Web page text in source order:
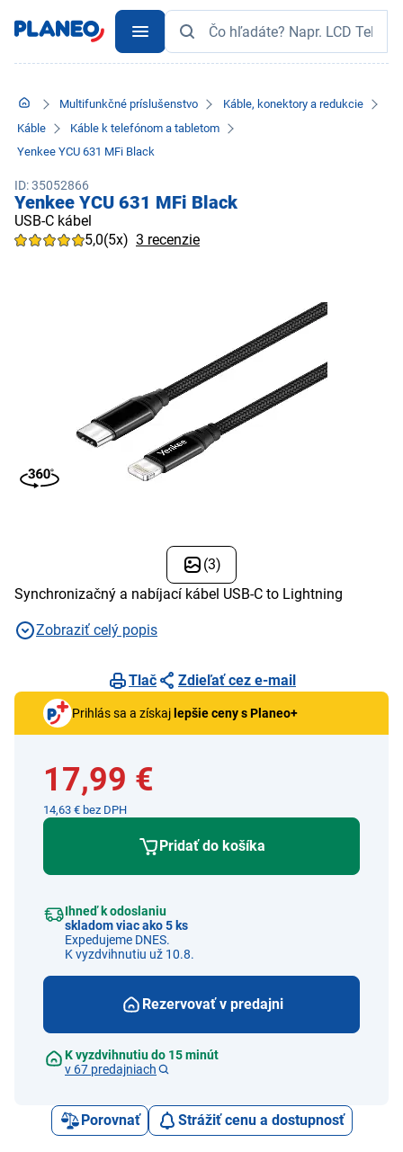
Multifunkčné príslušenstvo
Káble, konektory a redukcie
Káble
Káble k telefónom a tabletom
Yenkee YCU 631 MFi Black
ID: 35052866
Yenkee YCU 631 MFi Black
USB-C kábel
5,0(5x) 3 recenzie
(3)
Synchronizačný a nabíjací kábel USB-C to Lightning
Zobraziť celý popis
Tlač Zdieľať cez e-mail
Prihlás sa a získaj lepšie ceny s Planeo+
17,99 €
14,63 € bez DPH
Pridať do košíka
Ihneď k odoslaniu
skladom viac ako 5 ks
Expedujeme DNES.
K vyzdvihnutiu už 10.8.
Rezervovať v predajni
K vyzdvihnutiu do 15 minút
v 67 predajniach
Porovnať Strážiť cenu a dostupnosť